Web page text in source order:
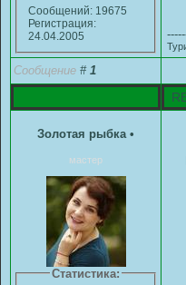
Сообщений: 19675
Регистрация:
24.04.2005
Сообщение # 1
Золотая рыбка •
мастер
Статистика: